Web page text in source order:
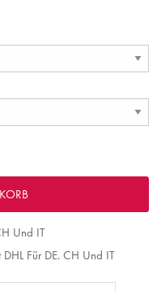
Und IT
Für DE. CH Und IT